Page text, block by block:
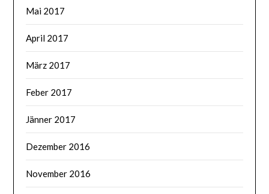
Mai 2017
April 2017
März 2017
Feber 2017
Jänner 2017
Dezember 2016
November 2016